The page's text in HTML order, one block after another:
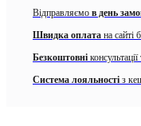
ноти, що зберігаються на
Верхні ноти —
Відправляємо в день
Швидка оплата на сайті
Безкоштовні
Система лояльності з